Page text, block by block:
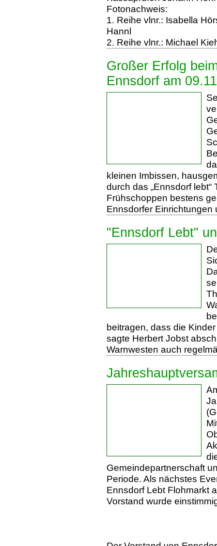
Fotonachweis:
1. Reihe vlnr.: Isabella
Hannl
2. Reihe vlnr.: Michael
Großer Erfolg
Ennsdorf am
kleinen Imbissen,
durch das „Ennsdorf
Frühschoppen bestens
Ennsdorfer Einrichtungen
"Ennsdorf Lebt"
beitragen, dass die
sagte Herbert Jobst
Warnwesten auch
Gemeindepartnerschaft
Periode. Als nächstes
Ennsdorf Lebt Flohmarkt
Vorstand wurde